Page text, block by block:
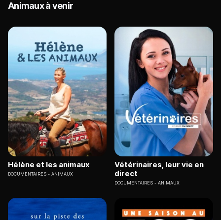
Animaux à venir
Hélène et les animaux
DOCUMENTAIRES ANIMAUX
Vétérinaires, leur vie en
direct
DOCUMENTAIRES ANIMAUX